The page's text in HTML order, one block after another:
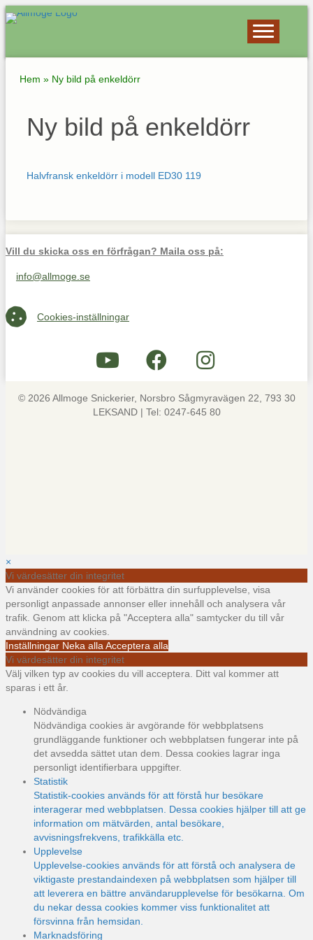
Hem » Ny bild på enkeldörr
Ny bild på enkeldörr
Halvfransk enkeldörr i modell ED30 119
Vill du skicka oss en förfrågan? Maila oss på:
Maila oss på info@allmoge.se
info@allmoge.se
Cookies-inställningar
Cookies-inställningar
© 2026 Allmoge Snickerier, Norsbro Sågmyravägen 22, 793 30
LEKSAND | Tel: 0247-645 80
×
Vi värdesätter din integritet
Vi använder cookies för att förbättra din surfupplevelse, visa
personligt anpassade annonser eller innehåll och analysera vår
trafik. Genom att klicka på "Acceptera alla" samtycker du till vår
användning av cookies.
Inställningar Neka alla Acceptera alla
Vi värdesätter din integritet
Välj vilken typ av cookies du vill acceptera. Ditt val kommer att
sparas i ett år.
Nödvändiga
Nödvändiga cookies är avgörande för webbplatsens
grundläggande funktioner och webbplatsen fungerar inte på
det avsedda sättet utan dem. Dessa cookies lagrar inga
personligt identifierbara uppgifter.
Statistik
Statistik-cookies används för att förstå hur besökare
interagerar med webbplatsen. Dessa cookies hjälper till att ge
information om mätvärden, antal besökare,
avvisningsfrekvens, trafikkälla etc.
Upplevelse
Upplevelse-cookies används för att förstå och analysera de
viktigaste prestandaindexen på webbplatsen som hjälper till
att leverera en bättre användarupplevelse för besökarna. Om
du nekar dessa cookies kommer viss funktionalitet att
försvinna från hemsidan.
Marknadsföring